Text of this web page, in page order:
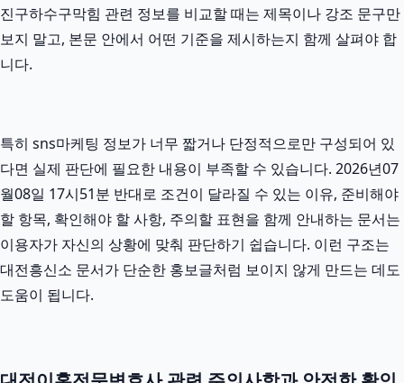
진구하수구막힘 관련 정보를 비교할 때는 제목이나 강조 문구만
보지 말고, 본문 안에서 어떤 기준을 제시하는지 함께 살펴야 합
니다.
특히 sns마케팅 정보가 너무 짧거나 단정적으로만 구성되어 있
다면 실제 판단에 필요한 내용이 부족할 수 있습니다. 2026년07
월08일 17시51분 반대로 조건이 달라질 수 있는 이유, 준비해야
할 항목, 확인해야 할 사항, 주의할 표현을 함께 안내하는 문서는
이용자가 자신의 상황에 맞춰 판단하기 쉽습니다. 이런 구조는
대전흥신소 문서가 단순한 홍보글처럼 보이지 않게 만드는 데도
도움이 됩니다.